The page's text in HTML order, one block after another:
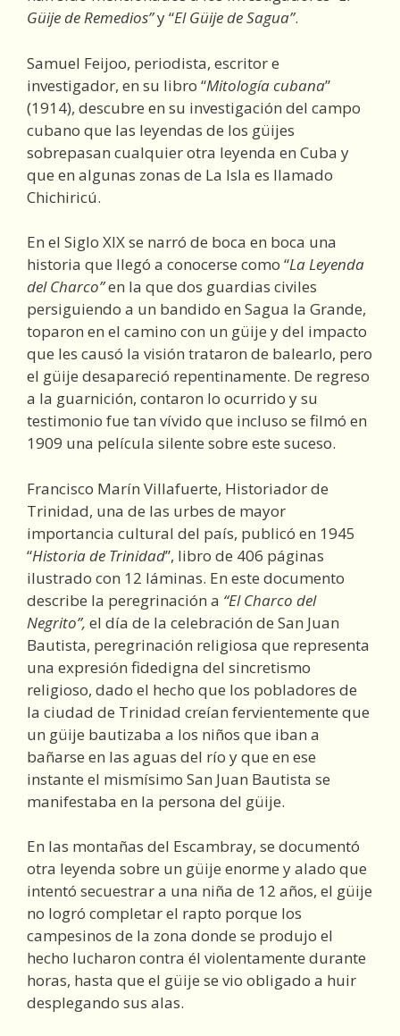
Güije de Remedios”y “El Güije de Sagua”.
Samuel Feijoo, periodista, escritor e
investigador, en su libro “Mitología cubana”
(1914), descubre en su investigación del campo
cubano que las leyendas de los güijes
sobrepasan cualquier otra leyenda en Cuba y
que en algunas zonas de La Isla es llamado
Chichiricú.
En el Siglo XIX se narró de boca en boca una
historia que llegó a conocerse como “La Leyenda
del Charco”en la que dos guardias civiles
persiguiendo a un bandido en Sagua la Grande,
toparon en el camino con un güije y del impacto
que les causó la visión trataron de balearlo, pero
el güije desapareció repentinamente. De regreso
a la guarnición, contaron lo ocurrido y su
testimonio fue tan vívido que incluso se filmó en
1909 una película silente sobre este suceso.
Francisco Marín Villafuerte, Historiador de
Trinidad, una de las urbes de mayor
importancia cultural del país, publicó en 1945
“Historia de Trinidad”, libro de 406 páginas
ilustrado con 12 láminas. En este documento
describe la peregrinación a “El Charco del
Negrito”, el día de la celebración de San Juan
Bautista, peregrinación religiosa que representa
una expresión fidedigna del sincretismo
religioso, dado el hecho que los pobladores de
la ciudad de Trinidad creían fervientemente que
un güije bautizaba a los niños que iban a
bañarse en las aguas del río y que en ese
instante el mismísimo San Juan Bautista se
manifestaba en la persona del güije.
En las montañas del Escambray, se documentó
otra leyenda sobre un güije enorme y alado que
intentó secuestrar a una niña de 12 años, el güije
no logró completar el rapto porque los
campesinos de la zona donde se produjo el
hecho lucharon contra él violentamente durante
horas, hasta que el güije se vio obligado a huir
desplegando sus alas.